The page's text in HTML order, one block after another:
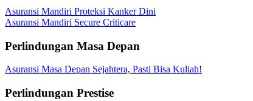
Asuransi Mandiri Proteksi Kanker Dini
Asuransi Mandiri Secure Criticare
Perlindungan Masa Depan
Asuransi Masa Depan Sejahtera, Pasti Bisa Kuliah!
Perlindungan Prestise